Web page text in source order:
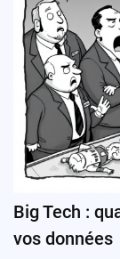
Big Tech :
vos données